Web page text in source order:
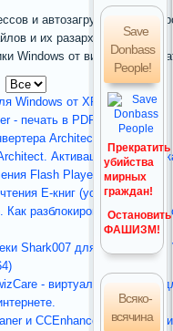
и автозагружающихся
и их разархивация
Windows от вирусов
Windows от XP до 11.
- печать в PDF.
Architect.
Активация и
Flash Player от Adobe.
Е-книг (уст.).
разблокировать Windows
Shark007 для Windows
- виртуальный режим
и CCEnhancer для
Save
Donbass
People!
Прекратить
убийства
мирных
граждан!
Остановить
ФАШИЗМ!
Всяко-
всячина